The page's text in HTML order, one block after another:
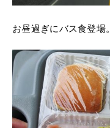
お昼過ぎにバス食登場。